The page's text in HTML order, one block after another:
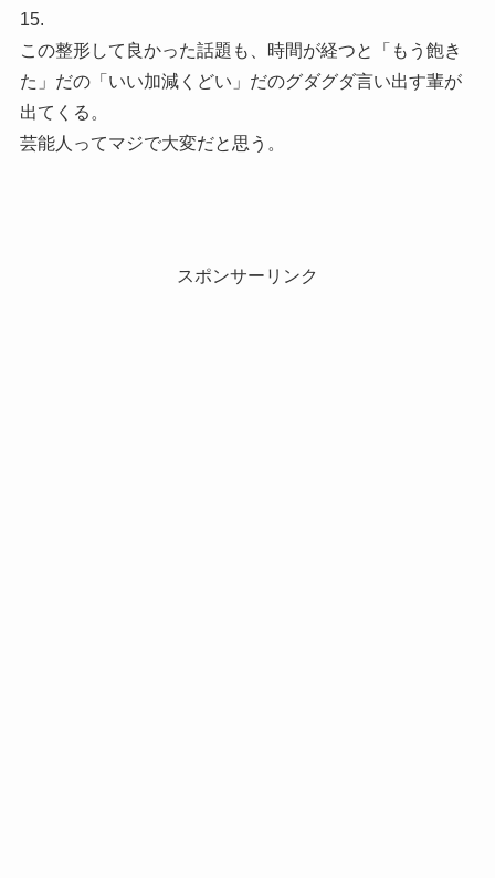
15.
この整形して良かった話題も、時間が経つと「もう飽き
た」だの「いい加減くどい」だのグダグダ言い出す輩が
出てくる。
芸能人ってマジで大変だと思う。
スポンサーリンク